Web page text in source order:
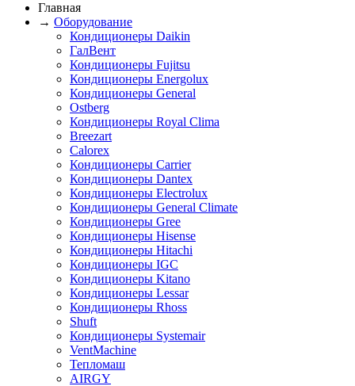
Главная
→ Оборудование
Кондиционеры Daikin
ГалВент
Кондиционеры Fujitsu
Кондиционеры Energolux
Кондиционеры General
Ostberg
Кондиционеры Royal Clima
Breezart
Calorex
Кондиционеры Carrier
Кондиционеры Dantex
Кондиционеры Electrolux
Кондиционеры General Climate
Кондиционеры Gree
Кондиционеры Hisense
Кондиционеры Hitachi
Кондиционеры IGC
Кондиционеры Kitano
Кондиционеры Lessar
Кондиционеры Rhoss
Shuft
Кондиционеры Systemair
VentMachine
Тепломаш
AIRGY